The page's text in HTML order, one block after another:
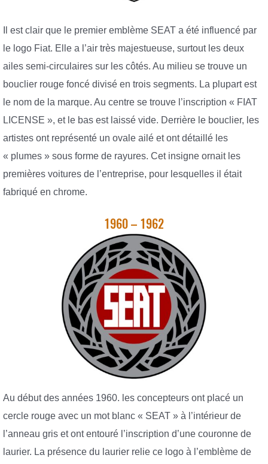
Il est clair que le premier emblème SEAT a été influencé par
le logo Fiat. Elle a l’air très majestueuse, surtout les deux
ailes semi-circulaires sur les côtés. Au milieu se trouve un
bouclier rouge foncé divisé en trois segments. La plupart est
le nom de la marque. Au centre se trouve l’inscription « FIAT
LICENSE », et le bas est laissé vide. Derrière le bouclier, les
artistes ont représenté un ovale ailé et ont détaillé les
« plumes » sous forme de rayures. Cet insigne ornait les
premières voitures de l’entreprise, pour lesquelles il était
fabriqué en chrome.
1960 – 1962
Au début des années 1960. les concepteurs ont placé un
cercle rouge avec un mot blanc « SEAT » à l’intérieur de
l’anneau gris et ont entouré l’inscription d’une couronne de
laurier. La présence du laurier relie ce logo à l’emblème de